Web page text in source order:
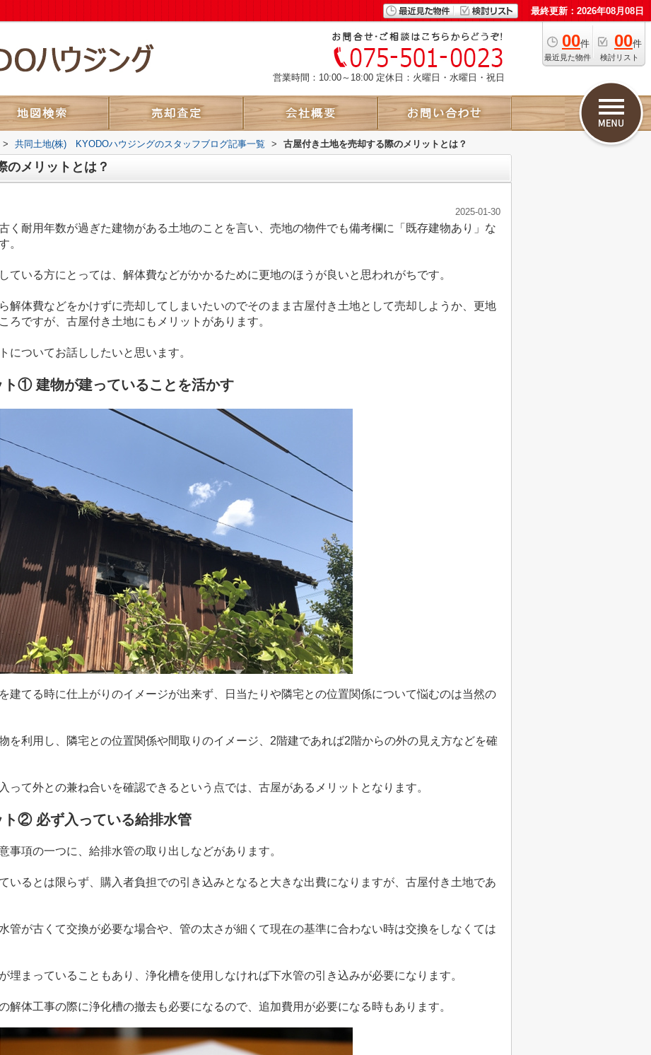
最終更新：2026年08月08日
00件
最近見た物件
00件
検討リスト
営業時間：10:00～18:00 定休日：火曜日・水曜日・祝日
> 共同土地(株) KYODOハウジングのスタッフブログ記事一覧 > 古屋付き土地を売却する際のメリットとは？
のメリットとは？
2025-01-30
く耐用年数が過ぎた建物がある土地のことを言い、売地の物件でも備考欄に「既存建物あり」な
。
ている方にとっては、解体費などがかかるために更地のほうが良いと思われがちです。
解体費などをかけずに売却してしまいたいのでそのまま古屋付き土地として売却しようか、更地
ろですが、古屋付き土地にもメリットがあります。
についてお話ししたいと思います。
ト① 建物が建っていることを活かす
建てる時に仕上がりのイメージが出来ず、日当たりや隣宅との位置関係について悩むのは当然の
を利用し、隣宅との位置関係や間取りのイメージ、 2階建であれば2階からの外の見え方などを確
って外との兼ね合いを確認できるという点では、古屋があるメリットとなります。
ト② 必ず入っている給排水管
事項の一つに、給排水管の取り出しなどがあります。
いるとは限らず、購入者負担での引き込みとなると大きな出費になりますが、古屋付き土地であ
管が古くて交換が必要な場合や、管の太さが細くて現在の基準に合わない時は交換をしなくては
埋まっていることもあり、浄化槽を使用しなければ下水管の引き込みが必要になります。
解体工事の際に浄化槽の撤去も必要になるので、追加費用が必要になる時もあります。